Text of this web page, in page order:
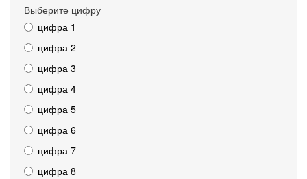
Выберите цифру
цифра 1
цифра 2
цифра 3
цифра 4
цифра 5
цифра 6
цифра 7
цифра 8